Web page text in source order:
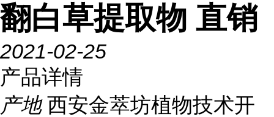
翻白草提取物 直销
2021-02-25
产品详情
产地 西安金萃坊植物技术开